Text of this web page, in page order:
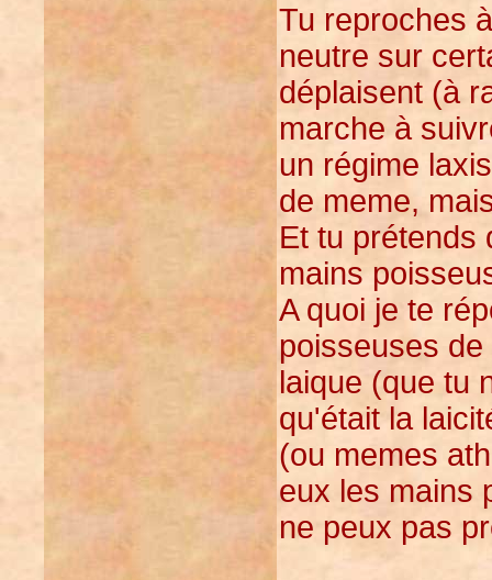
Tu reproches
neutre sur
déplaisent (à
marche à
un régime
de meme,
Et tu prétends
mains
A quoi je te
poisseuses
laique (que tu
qu'était la
(ou memes
eux les mains
ne peux pas